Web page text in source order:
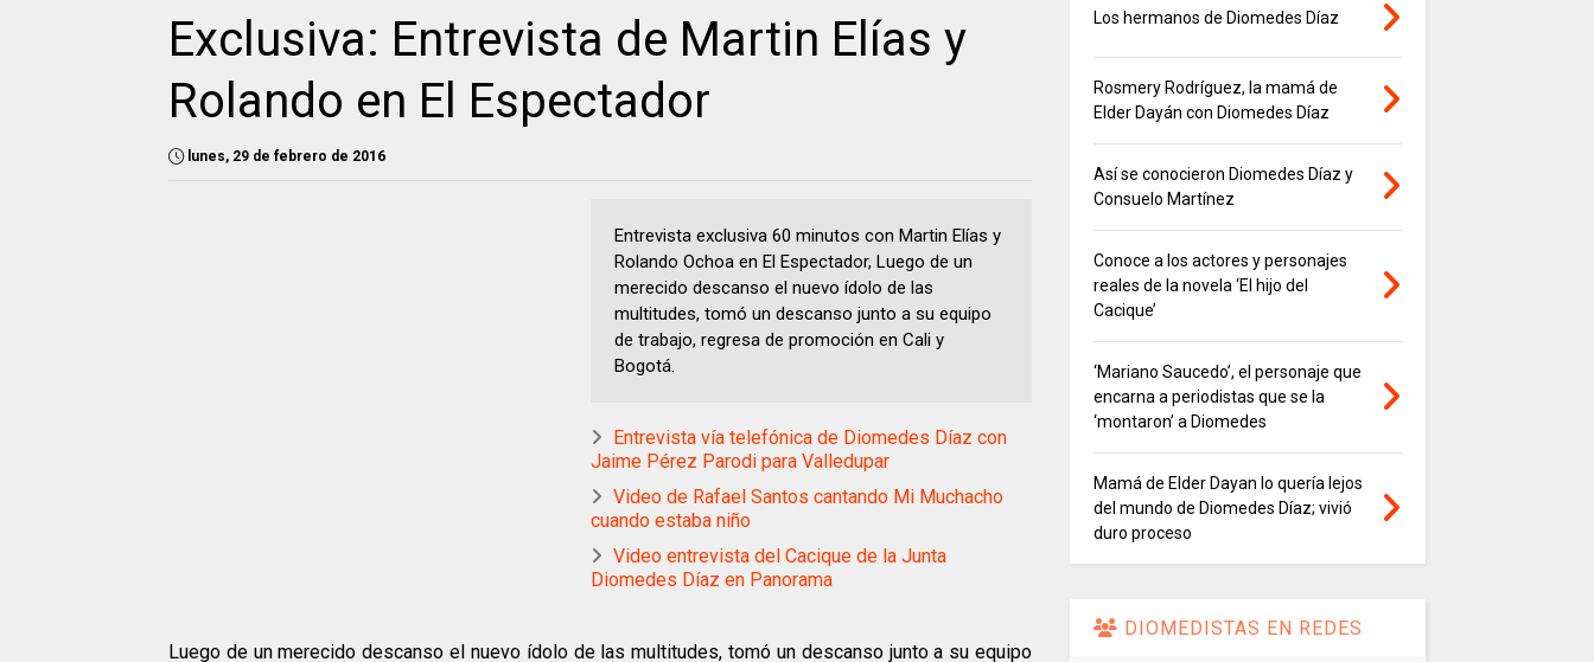
Exclusiva: Entrevista de Martin Elías y
Rolando en El Espectador
lunes, 29 de febrero de 2016
Entrevista exclusiva 60 minutos con Martin Elías y
Rolando Ochoa en El Espectador, Luego de un
merecido descanso el nuevo ídolo de las
multitudes, tomó un descanso junto a su equipo
de trabajo, regresa de promoción en Cali y
Bogotá.
Entrevista vía telefónica de Diomedes Díaz con
Jaime Pérez Parodi para Valledupar
Video de Rafael Santos cantando Mi Muchacho
cuando estaba niño
Video entrevista del Cacique de la Junta
Diomedes Díaz en Panorama
Luego de un merecido descanso el nuevo ídolo de las multitudes, tomó un descanso junto a su equipo
Los hermanos de Diomedes Díaz
Rosmery Rodríguez, la mamá de
Elder Dayán con Diomedes Díaz
Así se conocieron Diomedes Díaz y
Consuelo Martínez
Conoce a los actores y personajes
reales de la novela ‘El hijo del
Cacique’
‘Mariano Saucedo’, el personaje que
encarna a periodistas que se la
‘montaron’ a Diomedes
Mamá de Elder Dayan lo quería lejos
del mundo de Diomedes Díaz; vivió
duro proceso
DIOMEDISTAS EN REDES